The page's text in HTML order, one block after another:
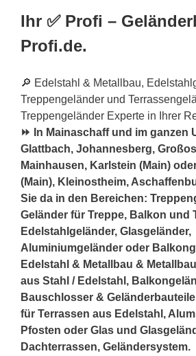
Ihr ✅ Profi –
Profi.de.
🔎 Edelstahl & Metallbau,
Treppengeländer und
Treppengeländer Experte in Ihrer
⏩ In Mainaschaff und im ganzen
Glattbach, Johannesberg,
Mainhausen, Karlstein (Main)
(Main), Kleinostheim,
Sie da in den Bereichen:
Geländer für Treppe, Balkon und
Edelstahlgeländer, Glasgeländer,
Aluminiumgeländer oder
Edelstahl & Metallbau &
aus Stahl / Edelstahl,
Bauschlosser &
für Terrassen aus Edelstahl,
Pfosten oder Glas und
Dachterrassen, Geländersystem.